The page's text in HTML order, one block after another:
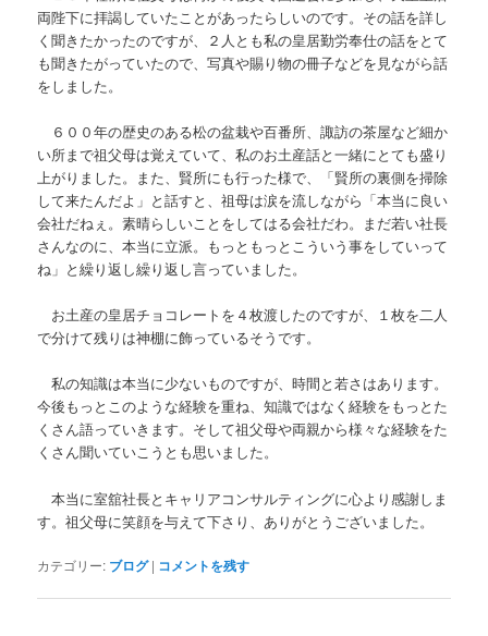
両陛下に拝謁していたことがあったらしいのです。その話を詳し
く聞きたかったのですが、２人とも私の皇居勤労奉仕の話をとて
も聞きたがっていたので、写真や賜り物の冊子などを見ながら話
をしました。
６００年の歴史のある松の盆栽や百番所、諏訪の茶屋など細か
い所まで祖父母は覚えていて、私のお土産話と一緒にとても盛り
上がりました。また、賢所にも行った様で、「賢所の裏側を掃除
して来たんだよ」と話すと、祖母は涙を流しながら「本当に良い
会社だねぇ。素晴らしいことをしてはる会社だわ。まだ若い社長
さんなのに、本当に立派。もっともっとこういう事をしていって
ね」と繰り返し繰り返し言っていました。
お土産の皇居チョコレートを４枚渡したのですが、１枚を二人
で分けて残りは神棚に飾っているそうです。
私の知識は本当に少ないものですが、時間と若さはあります。
今後もっとこのような経験を重ね、知識ではなく経験をもっとた
くさん語っていきます。そして祖父母や両親から様々な経験をた
くさん聞いていこうとも思いました。
本当に室舘社長とキャリアコンサルティングに心より感謝しま
す。祖父母に笑顔を与えて下さり、ありがとうございました。
カテゴリー: ブログ | コメントを残す